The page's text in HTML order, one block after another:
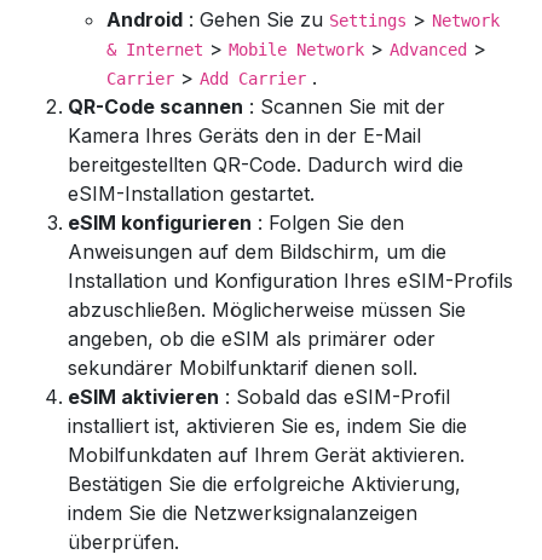
Android : Gehen Sie zu Settings > Network
& Internet > Mobile Network > Advanced >
Carrier > Add Carrier .
QR-Code scannen : Scannen Sie mit der
Kamera Ihres Geräts den in der E-Mail
bereitgestellten QR-Code. Dadurch wird die
eSIM-Installation gestartet.
eSIM konfigurieren : Folgen Sie den
Anweisungen auf dem Bildschirm, um die
Installation und Konfiguration Ihres eSIM-Profils
abzuschließen. Möglicherweise müssen Sie
angeben, ob die eSIM als primärer oder
sekundärer Mobilfunktarif dienen soll.
eSIM aktivieren : Sobald das eSIM-Profil
installiert ist, aktivieren Sie es, indem Sie die
Mobilfunkdaten auf Ihrem Gerät aktivieren.
Bestätigen Sie die erfolgreiche Aktivierung,
indem Sie die Netzwerksignalanzeigen
überprüfen.